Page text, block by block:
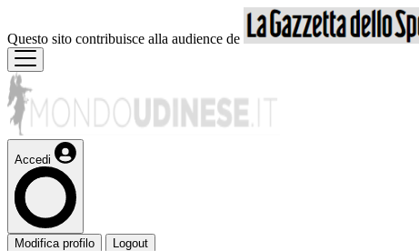
Questo sito contribuisce alla audience de
Accedi
Modifica profilo Logout